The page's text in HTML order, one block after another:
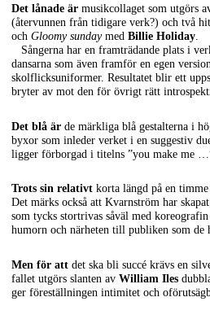
Det lånade är musikcollaget som utgörs
(återvunnen från tidigare verk?) och två
och Gloomy sunday med Billie Holiday.
Sångerna har en framträdande plats i
dansarna som även framför en egen
skolflicksuniformer. Resultatet blir ett
bryter av mot den för övrigt rätt
Det blå är de märkliga blå gestalterna i
byxor som inleder verket i en suggestiv
ligger förborgad i titelns ”you make me
Trots sin relativt korta längd på en
Det märks också att Kvarnström har
som tycks stortrivas såväl med
humorn och närheten till publiken som de
Men för att det ska bli succé krävs en
fallet utgörs slanten av William Iles
ger föreställningen intimitet och